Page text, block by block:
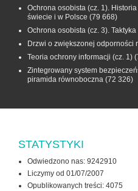
Ochrona osobista (cz. 1).
świecie i w Polsce (79 668)
Ochrona osobista (cz. 3).
Drzwi o zwiększonej odporności
Teoria ochrony informacji (cz. 1)
Zintegrowany system
piramida równoboczna (72 326)
STATYSTYKI
Odwiedzono nas: 9242910
Liczymy od 01/07/2007
Opublikowanych treści: 4075